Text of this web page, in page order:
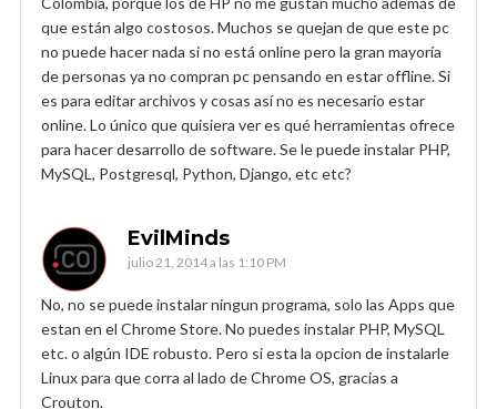
que están algo costosos. Muchos se quejan de que este pc
no puede hacer nada si no está online pero la gran mayoría
de personas ya no compran pc pensando en estar offline. Si
es para editar archivos y cosas así no es necesario estar
online. Lo único que quisiera ver es qué herramientas ofrece
para hacer desarrollo de software. Se le puede instalar PHP,
MySQL, Postgresql, Python, Django, etc etc?
EvilMinds
julio 21, 2014 a las 1:10 PM
No, no se puede instalar ningun programa, solo las Apps que
estan en el Chrome Store. No puedes instalar PHP, MySQL
etc. o algún IDE robusto. Pero si esta la opcion de instalarle
Linux para que corra al lado de Chrome OS, gracias a
Crouton.